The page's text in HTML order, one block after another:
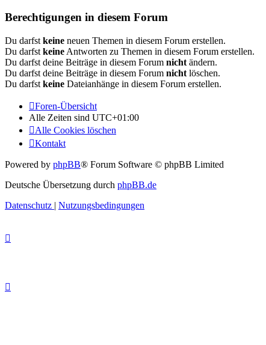
Berechtigungen in diesem Forum
Du darfst keine neuen Themen in diesem Forum erstellen.
Du darfst keine Antworten zu Themen in diesem Forum erstellen.
Du darfst deine Beiträge in diesem Forum nicht ändern.
Du darfst deine Beiträge in diesem Forum nicht löschen.
Du darfst keine Dateianhänge in diesem Forum erstellen.
Foren-Übersicht
Alle Zeiten sind UTC+01:00
Alle Cookies löschen
Kontakt
Powered by phpBB® Forum Software © phpBB Limited
Deutsche Übersetzung durch phpBB.de
Datenschutz | Nutzungsbedingungen